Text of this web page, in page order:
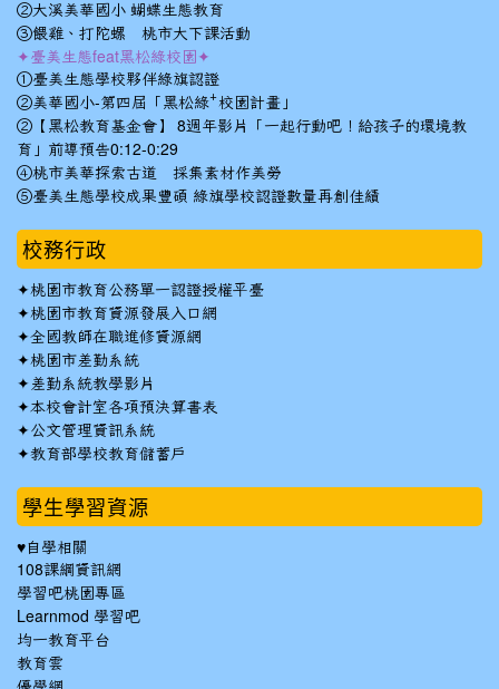
②大溪美華國小 蝴蝶生態教育
③餵雞、打陀螺 桃市大下課活動
✦臺美生態feat黑松綠校園✦
①臺美生態學校夥伴綠旗認證
②美華國小-第四屆「黑松綠⁺校園計畫」
②【黑松教育基金會】 8週年影片「一起行動吧！給孩子的環境教
育」前導預告0:12-0:29
④桃市美華探索古道 採集素材作美勞
⑤臺美生態學校成果豐碩 綠旗學校認證數量再創佳績
校務行政
✦桃園市教育公務單一認證授權平臺
✦桃園市教育資源發展入口網
✦全國教師在職進修資源網
✦桃園市差勤系統
✦ 差勤系統教學影片
✦本校會計室各項預決算書表
✦公文管理資訊系統
✦教育部學校教育儲蓄戶
學生學習資源
♥自學相關
108課綱資訊網
學習吧桃園專區
Learnmod 學習吧
均一教育平台
教育雲